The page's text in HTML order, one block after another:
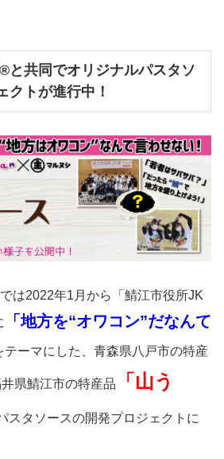
と共同でオリジナルパスタソ
クトが進行中！
は2022年1月から「鯖江市役所JK
「地方を“オワコン”だなんて
テーマにした、青森県八戸市の特産
県鯖江市の特産品
「山う
スタソースの開発プロジェクトに